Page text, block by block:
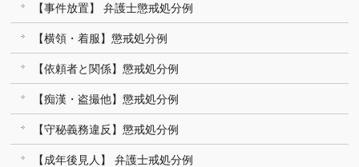
【事件放置】 弁護士懲戒処分例
【横領・着服】懲戒処分例
【依頼者と関係】懲戒処分例
【痴漢・盗撮他】懲戒処分例
【守秘義務違反】懲戒処分例
【成年後見人】 弁護士戒処分例